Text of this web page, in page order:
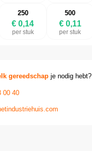
250
€ 0,14
per stuk
500
€ 0,11
per stuk
gereedschap je nodig hebt?
00 40